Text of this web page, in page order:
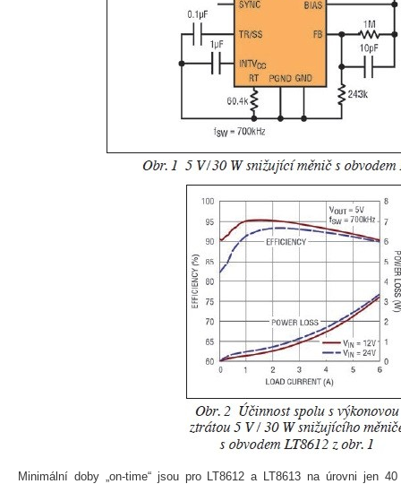
Minimální doby „on-time“ jsou pro LT8612 a LT8613 na úrovni jen